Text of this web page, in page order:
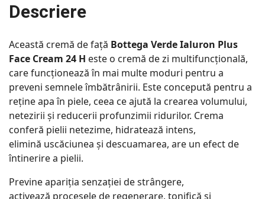
Descriere
Această cremă de față Bottega Verde Ialuron Plus
Face Cream 24 H este o cremă de zi multifuncțională,
care funcționează în mai multe moduri pentru a
preveni semnele îmbătrânirii. Este concepută pentru a
reține apa în piele, ceea ce ajută la crearea volumului,
netezirii și reducerii profunzimii ridurilor. Crema
conferă pielii netezime, hidratează intens,
elimină uscăciunea și descuamarea, are un efect de
întinerire a pielii.
Previne apariția senzației de strângere,
activează procesele de regenerare, tonifică și